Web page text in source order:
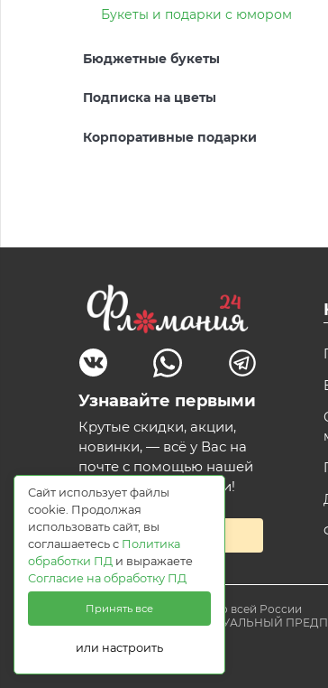
Букеты и подарки с юмором
Бюджетные букеты
Подписка на цветы
Корпоративные подарки
Узнавайте первыми
Крутые скидки, акции,
новинки, — всё у Вас на
почте с помощью нашей
волшебной рассылки!
Подписаться
© 2021 Доставка цветов по всей России
Flomania24.ru ИНДИВИДУАЛЬНЫЙ
Сайт использует файлы
cookie. Продолжая
использовать сайт, вы
соглашаетесь с Политика
обработки ПД и выражаете
Согласие на обработку ПД
Принять все
или настроить